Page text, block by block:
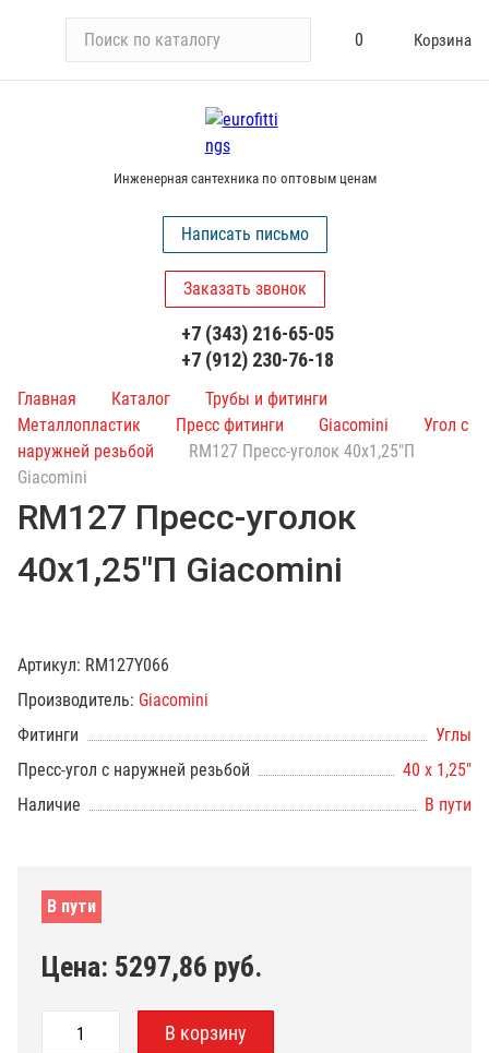
и
у
0 Корзина
Инженерная сантехника по оптовым ценам
Написать письмо
Заказать звонок
+7 (343) 216-65-05
+7 (912) 230-76-18
Главная Каталог
Трубы и фитинги
Металлопластик
Пресс фитинги Giacomini
Угол с
наружней резьбой
RM127 Пресс-уголок 40х1,25"П
Giacomini
RM127 Пресс-уголок
40х1,25"П Giacomini
Артикул: RM127Y066
Производитель: Giacomini
Фитинги
Углы
Пресс-угол с наружней резьбой
40 х 1,25"
Наличие
В пути
В пути
Цена: 5297,86 руб.